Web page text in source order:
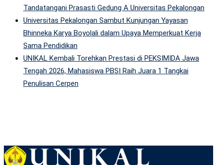
Tandatangani Prasasti Gedung A Universitas Pekalongan
Universitas Pekalongan Sambut Kunjungan Yayasan
Bhinneka Karya Boyolali dalam Upaya Memperkuat Kerja
Sama Pendidikan
UNIKAL Kembali Torehkan Prestasi di PEKSIMIDA Jawa
Tengah 2026, Mahasiswa PBSI Raih Juara 1 Tangkai
Penulisan Cerpen